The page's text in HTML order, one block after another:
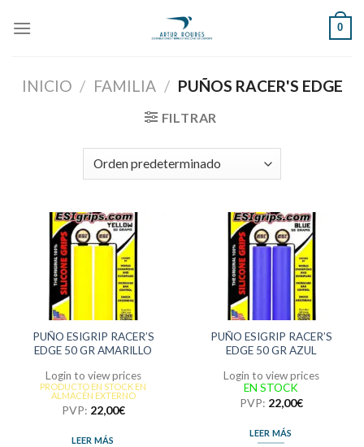
0
INICIO / FAMILIA / PUÑOS RACER'S EDGE
FILTRAR
PUÑO ESIGRIP RACER’S
EDGE 50 GR AMARILLO
Login to view prices
PRODUCTO EN STOCK EN
ALMACÉN EXTERNO
PVP: 22,00€
LEER MÁS
PUÑO ESIGRIP RACER’S
EDGE 50 GR AZUL
Login to view prices
EN STOCK
PVP: 22,00€
LEER MÁS